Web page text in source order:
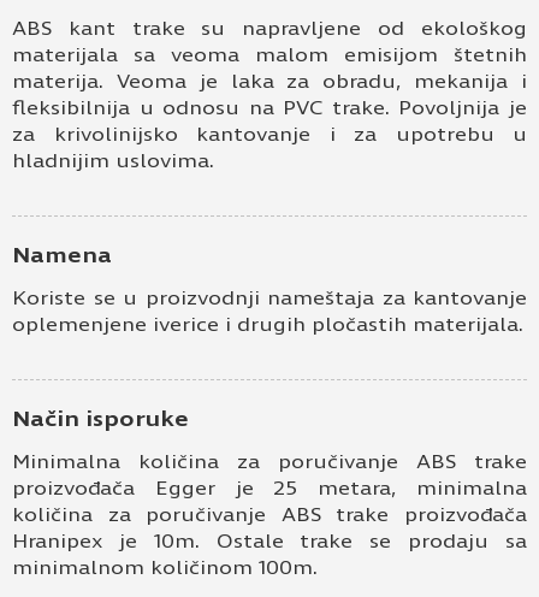
ABS kant trake su napravljene od ekološkog
materijala sa veoma malom emisijom štetnih
materija. Veoma je laka za obradu, mekanija i
fleksibilnija u odnosu na PVC trake. Povoljnija je
za krivolinijsko kantovanje i za upotrebu u
hladnijim uslovima.
Namena
Koriste se u proizvodnji nameštaja za kantovanje
oplemenjene iverice i drugih pločastih materijala.
Način isporuke
Minimalna količina za poručivanje ABS trake
proizvođača Egger je 25 metara, minimalna
količina za poručivanje ABS trake proizvođača
Hranipex je 10m. Ostale trake se prodaju sa
minimalnom količinom 100m.